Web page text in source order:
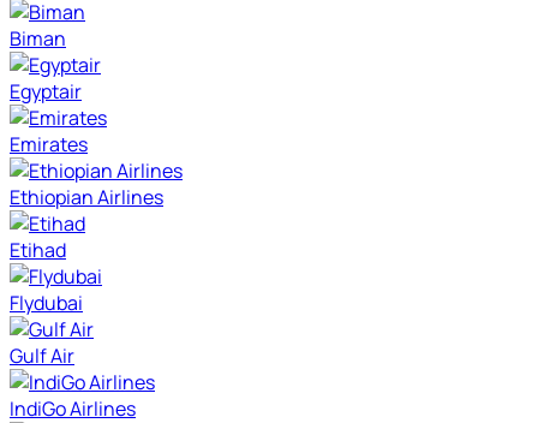
Biman
Egyptair
Emirates
Ethiopian Airlines
Etihad
Flydubai
Gulf Air
IndiGo Airlines